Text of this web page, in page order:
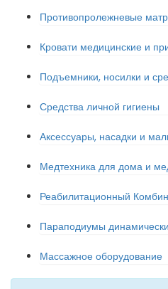
Противопролежневые
Кровати медицинские и
Подъемники, носилки и
Средства личной гигиены
Аксессуары, насадки и
Медтехника для дома и
Реабилитационный
Параподиумы
Массажное оборудование